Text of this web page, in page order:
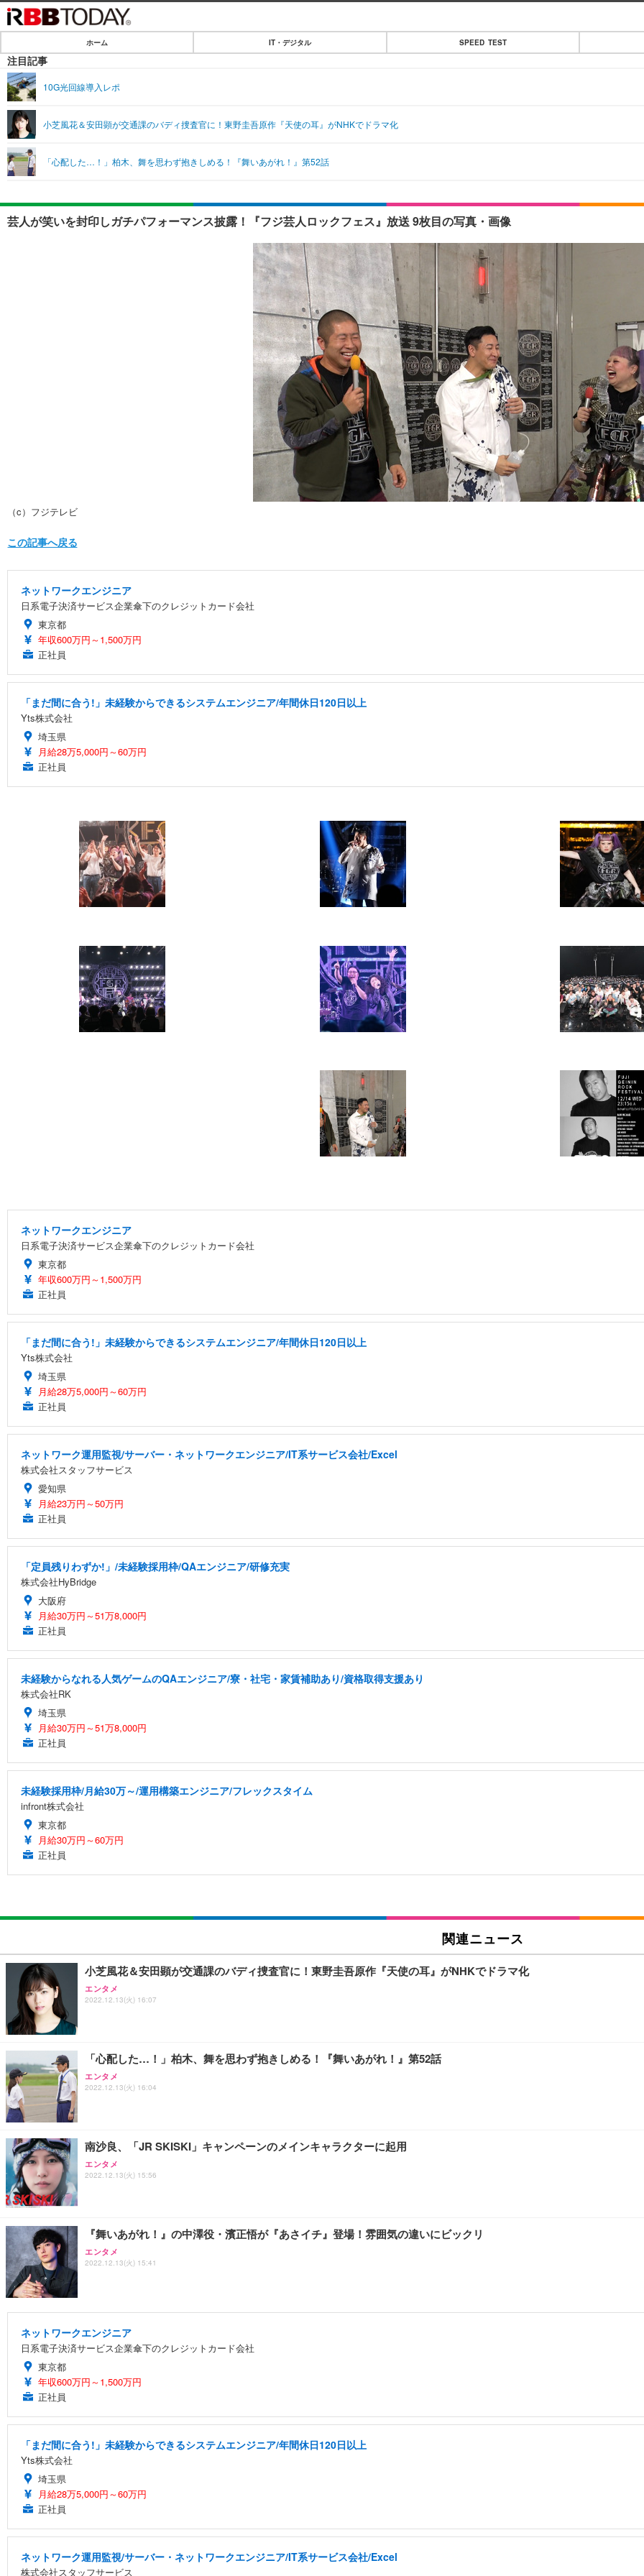
IT・デジタル
ショッピング
SPEED TEST
エンタメ
エンタメTOP
音楽
グラビア
ショッピング
ライフ
ライフTOP
ペット
その他
リリース一覧
ホーム IT・デジタル SPEED TEST
注目記事
10G光回線導入レポ
小芝風花＆安田顕が交通課のバディ捜査官に！東野圭吾原作『天使の耳』がNHKでドラマ化
「心配した…！」柏木、舞を思わず抱きしめる！『舞いあがれ！』第52話
芸人が笑いを封印しガチパフォーマンス披露！『フジ芸人ロックフェス』放送 9枚目の写真・画像
（c）フジテレビ
この記事へ戻る
ネットワークエンジニア
日系電子決済サービス企業傘下のクレジットカード会社
東京都
年収600万円～1,500万円
正社員
「まだ間に合う!」未経験からできるシステムエンジニア/年間休日120日以上
Yts株式会社
埼玉県
月給28万5,000円～60万円
正社員
ネットワークエンジニア
日系電子決済サービス企業傘下のクレジットカード会社
東京都
年収600万円～1,500万円
正社員
「まだ間に合う!」未経験からできるシステムエンジニア/年間休日120日以上
Yts株式会社
埼玉県
月給28万5,000円～60万円
正社員
ネットワーク運用監視/サーバー・ネットワークエンジニア/IT系サービス会社/Excel
株式会社スタッフサービス
愛知県
月給23万円～50万円
正社員
「定員残りわずか!」/未経験採用枠/QAエンジニア/研修充実
株式会社HyBridge
大阪府
月給30万円～51万8,000円
正社員
未経験からなれる人気ゲームのQAエンジニア/寮・社宅・家賃補助あり/資格取得支援あり
株式会社RK
埼玉県
月給30万円～51万8,000円
正社員
未経験採用枠/月給30万～/運用構築エンジニア/フレックスタイム
infront株式会社
東京都
月給30万円～60万円
正社員
関連ニュース
小芝風花＆安田顕が交通課のバディ捜査官に！東野圭吾原作『天使の耳』がNHKでドラマ化
エンタメ
2022.12.13(火) 16:07
「心配した…！」柏木、舞を思わず抱きしめる！『舞いあがれ！』第52話
エンタメ
2022.12.13(火) 16:04
南沙良、「JR SKISKI」キャンペーンのメインキャラクターに起用
エンタメ
2022.12.13(火) 15:56
『舞いあがれ！』の中澤役・濱正悟が『あさイチ』登場！雰囲気の違いにビックリ
エンタメ
2022.12.13(火) 15:41
ネットワークエンジニア
日系電子決済サービス企業傘下のクレジットカード会社
東京都
年収600万円～1,500万円
正社員
「まだ間に合う!」未経験からできるシステムエンジニア/年間休日120日以上
Yts株式会社
埼玉県
月給28万5,000円～60万円
正社員
ネットワーク運用監視/サーバー・ネットワークエンジニア/IT系サービス会社/Excel
株式会社スタッフサービス